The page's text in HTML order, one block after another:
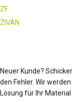
ZF
ZIVAN
Neuer Kunde?
den Fehler. Wir
Lösung für Ihr Material